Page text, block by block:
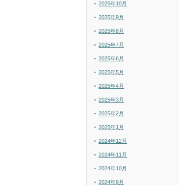
2025年10月
2025年9月
2025年8月
2025年7月
2025年6月
2025年5月
2025年4月
2025年3月
2025年2月
2025年1月
2024年12月
2024年11月
2024年10月
2024年9月